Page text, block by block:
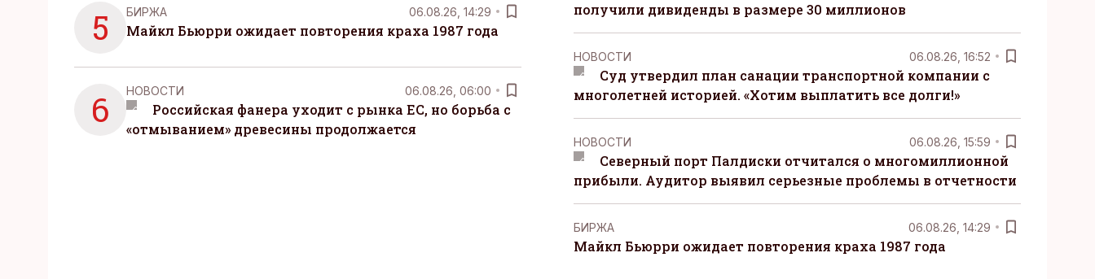
5 БИРЖА 06.08.26, 14:29
Майкл Бьюрри ожидает повторения краха 1987 года
6 НОВОСТИ 06.08.26, 06:00
Российская фанера уходит с рынка ЕС, но борьба с
«отмыванием» древесины продолжается
получили дивиденды в размере 30 миллионов
НОВОСТИ 06.08.26, 16:52
Суд утвердил план санации транспортной компании с
многолетней историей. «Хотим выплатить все долги!»
НОВОСТИ 06.08.26, 15:59
Северный порт Палдиски отчитался о многомиллионной
прибыли. Аудитор выявил серьезные проблемы в отчетности
БИРЖА 06.08.26, 14:29
Майкл Бьюрри ожидает повторения краха 1987 года